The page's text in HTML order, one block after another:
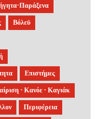
Παράξενα
Βόλεϋ
Επιστήμες
- Κανόε - Καγιάκ
Περιφέρεια